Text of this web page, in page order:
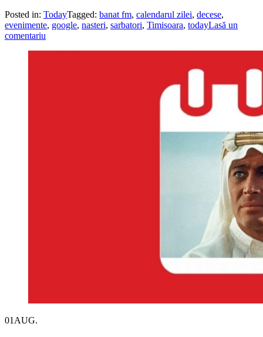
Posted in: TodayTagged: banat fm, calendarul zilei, decese,
evenimente, google, nasteri, sarbatori, Timisoara, todayLasă un
comentariu
01 AUG.